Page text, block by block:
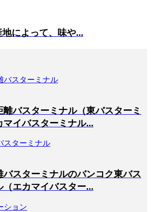
によって、味や...
離バスターミナル（東バスターミ
マイバスターミナル...
バスターミナルのバンコク東バス
（エカマイバスター...